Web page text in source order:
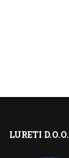
LURETI D.O.O.